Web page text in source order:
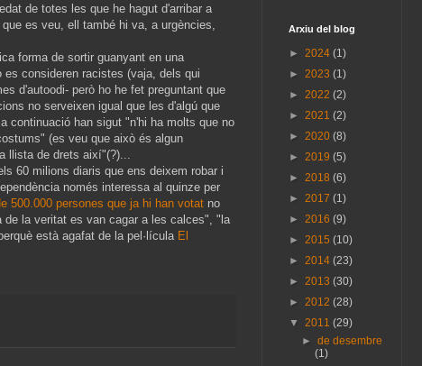
de totes les que he hagut d'arribar a
es veu, ell també hi va, a urgències,
forma de sortir guanyant en una
consideren racistes (vaja, dels qui
d'autoodi- però ho he fet preguntant que
no serveixen igual que les d'algú que
continuació han sigut "n'hi ha molts que no
(es veu que això és algun
llista de drets així"(?)...
60 milions diaris que ens deixem robar i
només interessa al quinze per
500.000 persones que ja hi han votat no
la veritat es van cagar a les calces", "la
està agafat de la pel·lícula El
Arxiu del blog
► 2024 (1)
► 2023 (1)
► 2022 (2)
► 2021 (2)
► 2020 (8)
► 2019 (5)
► 2018 (6)
► 2017 (1)
► 2016 (9)
► 2015 (10)
► 2014 (23)
► 2013 (30)
► 2012 (28)
▼ 2011 (29)
►de desembre
(1)